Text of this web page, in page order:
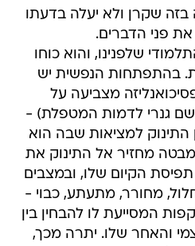
בזה שקרן ולא יעלה בדעתו
פני הדברים.
שלפנינו, והוא כוחו
בהתפתחות הנפשית יש
מצביעה על
גנרי לדמות המטפלת) -
התינוק למציאות שבה הוא
1995/1971). מבטה מחזיר אל התינוק את
הקיום שלו, ובמצבים
מחורר, מתעתע, כבוי -
המסייעת לו להבחין בין
והאחר שלו. יתרה מכך,